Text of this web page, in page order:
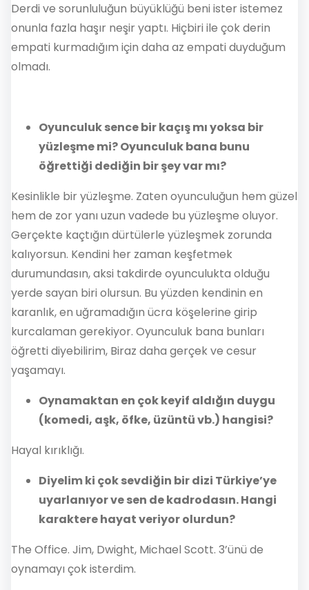
Derdi ve sorunluluğun büyüklüğü beni ister istemez
onunla fazla haşır neşir yaptı. Hiçbiri ile çok derin
empati kurmadığım için daha az empati duyduğum
olmadı.
Oyunculuk sence bir kaçış mı yoksa bir
yüzleşme mi? Oyunculuk bana bunu
öğrettiği dediğin bir şey var mı?
Kesinlikle bir yüzleşme. Zaten oyunculuğun hem güzel
hem de zor yanı uzun vadede bu yüzleşme oluyor.
Gerçekte kaçtığın dürtülerle yüzleşmek zorunda
kalıyorsun. Kendini her zaman keşfetmek
durumundasın, aksi takdirde oyunculukta olduğu
yerde sayan biri olursun. Bu yüzden kendinin en
karanlık, en uğramadığın ücra köşelerine girip
kurcalaman gerekiyor. Oyunculuk bana bunları
öğretti diyebilirim, Biraz daha gerçek ve cesur
yaşamayı.
Oynamaktan en çok keyif aldığın duygu
(komedi, aşk, öfke, üzüntü vb.) hangisi?
Hayal kırıklığı.
Diyelim ki çok sevdiğin bir dizi Türkiye’ye
uyarlanıyor ve sen de kadrodasın. Hangi
karaktere hayat veriyor olurdun?
The Office. Jim, Dwight, Michael Scott. 3’ünü de
oynamayı çok isterdim.